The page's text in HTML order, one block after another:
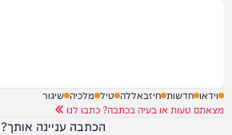
וידאו חדשות חיזבאללה טיל מלכיה שיגור
מצאתם טעות או בעיה בכתבה? כתבו לנו
הכתבה עניינה אותך?